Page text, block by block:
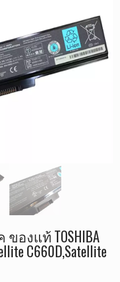
องแท้ TOSHIBA
C660D,Satellite